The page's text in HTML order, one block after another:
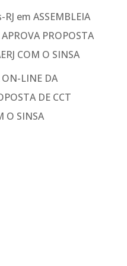
em ASSEMBLEIA
PROPOSTA
COM O SINSA
ON-LINE DA
DE CCT
O SINSA